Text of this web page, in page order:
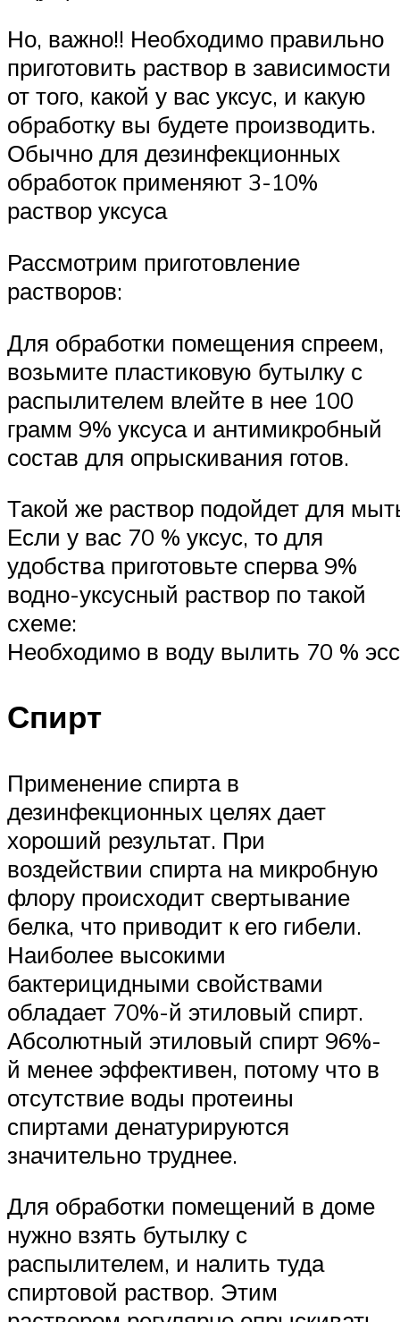
Но, важно!! Необходимо правильно
приготовить раствор в зависимости
от того, какой у вас уксус, и какую
обработку вы будете производить.
Обычно для дезинфекционных
обработок применяют 3-10%
раствор уксуса
Рассмотрим приготовление
растворов:
Для обработки помещения спреем,
возьмите пластиковую бутылку с
распылителем влейте в нее 100
грамм 9% уксуса и антимикробный
состав для опрыскивания готов.
Такой же раствор подойдет для
Если у вас 70 % уксус, то для
удобства приготовьте сперва 9%
водно-уксусный раствор по такой
схеме:
Необходимо в воду вылить 70 %
Спирт
Применение спирта в
дезинфекционных целях дает
хороший результат. При
воздействии спирта на микробную
флору происходит свертывание
белка, что приводит к его гибели.
Наиболее высокими
бактерицидными свойствами
обладает 70%-й этиловый спирт.
Абсолютный этиловый спирт 96%-
й менее эффективен, потому что в
отсутствие воды протеины
спиртами денатурируются
значительно труднее.
Для обработки помещений в доме
нужно взять бутылку с
распылителем, и налить туда
спиртовой раствор. Этим